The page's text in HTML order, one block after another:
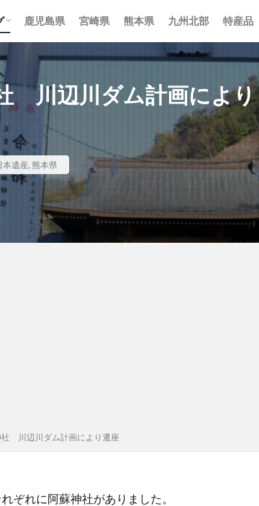
記事 まとめ
スポット まとめ
まとめ
事 まとめ
事 まとめ
事 まとめ
社一覧
一覧
一覧
鹿児島県 宮崎県 熊本県 九州北部 特産品
川辺川ダム計画により
本遺産, 熊本県
社 川辺川ダム計画により遷座
ぞれに阿蘇神社がありました。